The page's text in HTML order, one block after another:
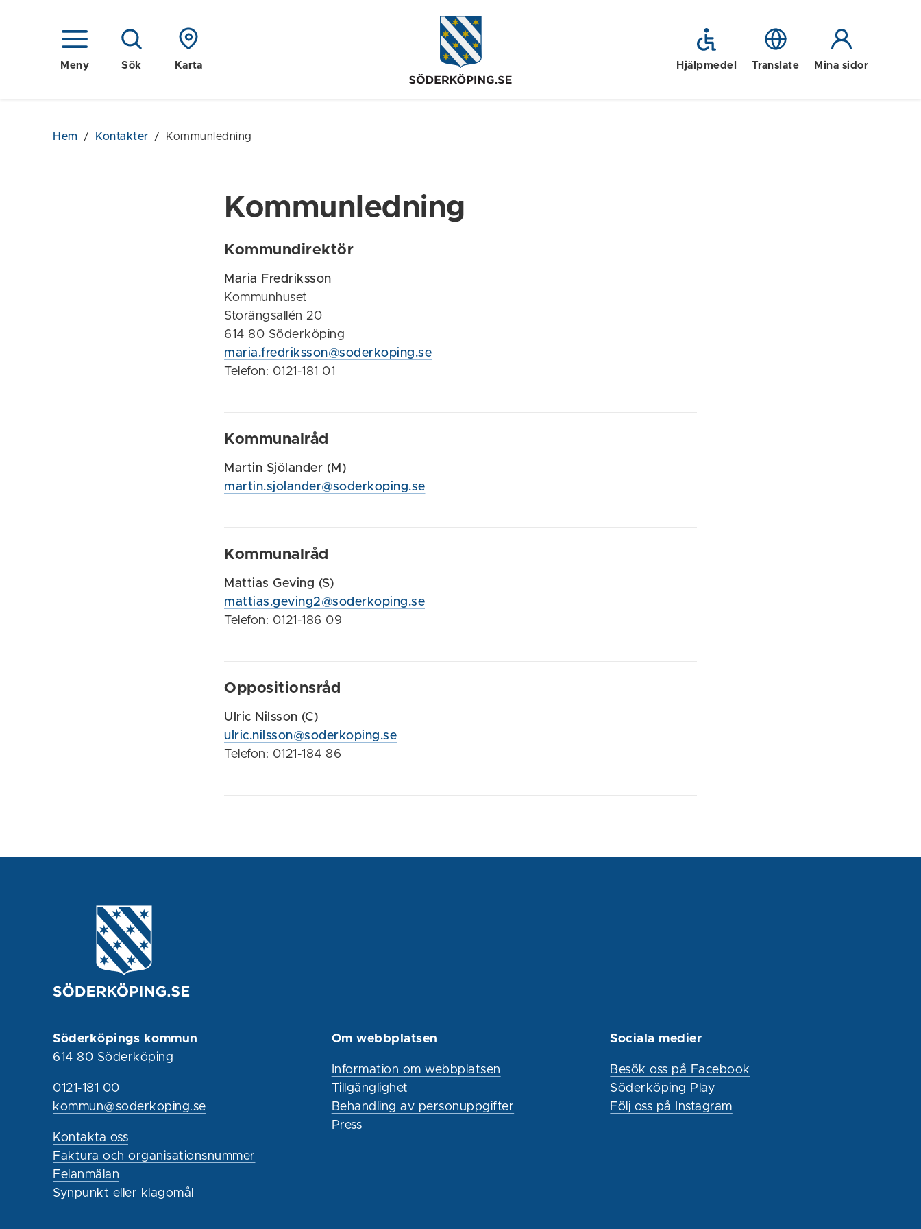
Meny Sök Karta Hjälpmedel Translate Mina sidor
Hem / Kontakter / Kommunledning
Kommunledning
Kommundirektör
Maria Fredriksson
Kommunhuset
Storängsallén 20
614 80 Söderköping
maria.fredriksson@soderkoping.se
Telefon: 0121-181 01
Kommunalråd
Martin Sjölander (M)
martin.sjolander@soderkoping.se
Kommunalråd
Mattias Geving (S)
mattias.geving2@soderkoping.se
Telefon: 0121-186 09
Oppositionsråd
Ulric Nilsson (C)
ulric.nilsson@soderkoping.se
Telefon: 0121-184 86
Söderköpings kommun
614 80 Söderköping
0121-181 00
kommun@soderkoping.se
Kontakta oss
Faktura och organisationsnummer
Felanmälan
Synpunkt eller klagomål
Om webbplatsen
Information om webbplatsen
Tillgänglighet
Behandling av personuppgifter
Press
Sociala medier
Besök oss på Facebook
Söderköping Play
Följ oss på Instagram